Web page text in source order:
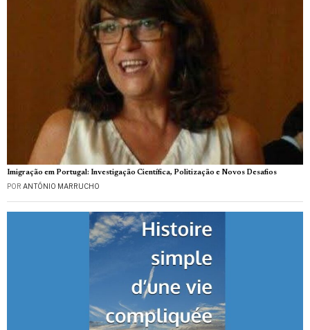
Imigração em Portugal: Investigação Científica, Politização e Novos Desafios
POR ANTÓNIO MARRUCHO